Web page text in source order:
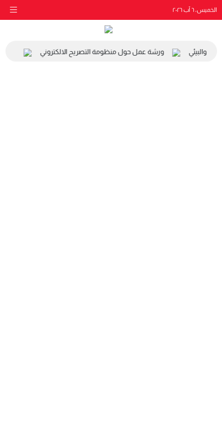
الخميس، ٦ آب ٢٠٢٦
والبيئي ورشة عمل حول منظومة التصريح الالكتروني